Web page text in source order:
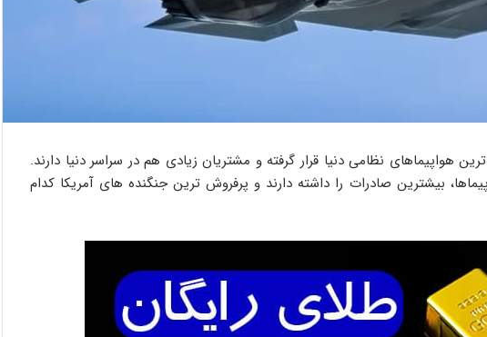
هواپیماهای نظامی دنیا قرار گرفته و مشتریان زیادی هم در سراسر دنیا دارند.
بیشترین صادرات را داشته دارند و پرفروش ترین جنگنده های آمریکا کدام